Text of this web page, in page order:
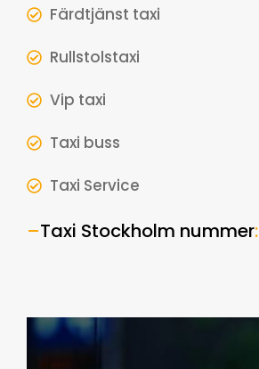
Färdtjänst taxi
Rullstolstaxi
Vip taxi
Taxi buss
Taxi Service
–Taxi Stockholm nummer: